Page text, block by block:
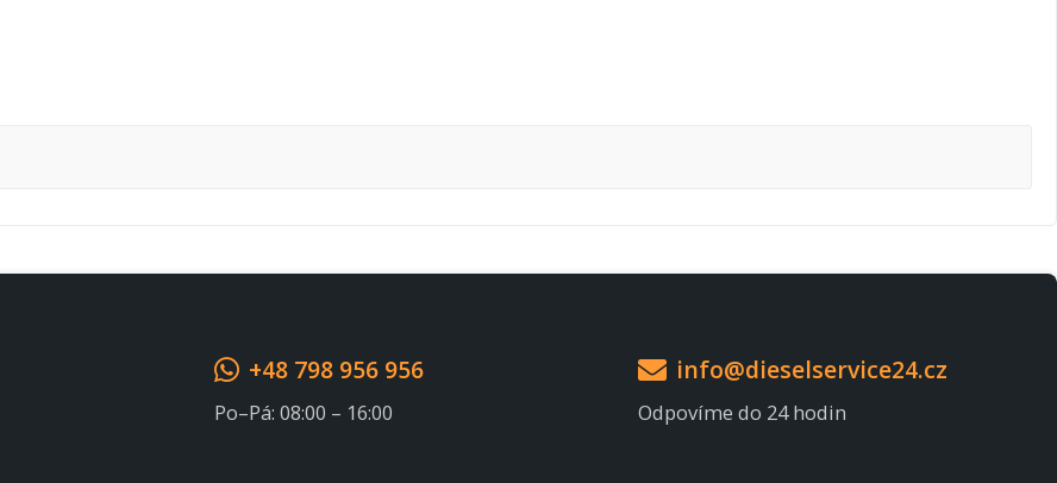
+48 798 956 956
Po–Pá: 08:00 – 16:00
info@dieselservice24.cz
Odpovíme do 24 hodin